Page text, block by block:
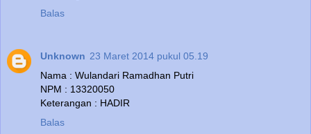
Balas
Unknown 23 Maret 2014 pukul 05.19
Nama : Wulandari Ramadhan Putri
NPM : 13320050
Keterangan : HADIR
Balas